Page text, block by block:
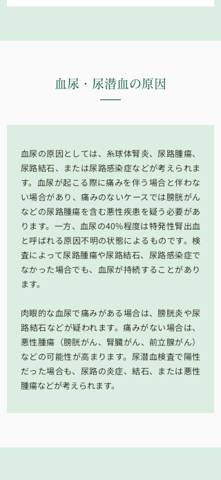
血尿・尿潜血 の原因
血尿の原因としては、糸球体腎炎、尿路腫瘍、
尿路結石、または尿路感染症などが考えられま
す。血尿が起こる際に痛みを伴う場合と伴わな
い場合があり、痛みのないケースでは膀胱がん
などの尿路腫瘍を含む悪性疾患を疑う必要があ
ります。一方、血尿の40%程度は特発性腎出血
と呼ばれる原因不明の状態によるものです。検
査によって尿路腫瘍や尿路結石、尿路感染症で
なかった場合でも、血尿が持続することがあり
ます。
肉眼的な血尿で痛みがある場合は、膀胱炎や尿
路結石などが疑われます。痛みがない場合は、
悪性腫瘍（膀胱がん、腎臓がん、前立腺がん）
などの可能性が高まります。尿潜血検査で陽性
だった場合も、尿路の炎症、結石、または悪性
腫瘍などが考えられます。